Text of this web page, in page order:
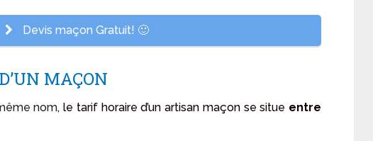
Devis maçon Gratuit! 🙂
MAÇON
nom, le tarif horaire d’un artisan maçon se situe entre